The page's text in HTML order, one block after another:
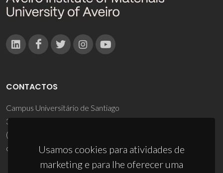
Usamos cookies para atividades de
marketing e para lhe oferecer uma
CONTACTOS
Campus Universitário de Santiago
3810-193 Aveiro - Portugal
(+351) 234 370 200
ciceco@ua.pt